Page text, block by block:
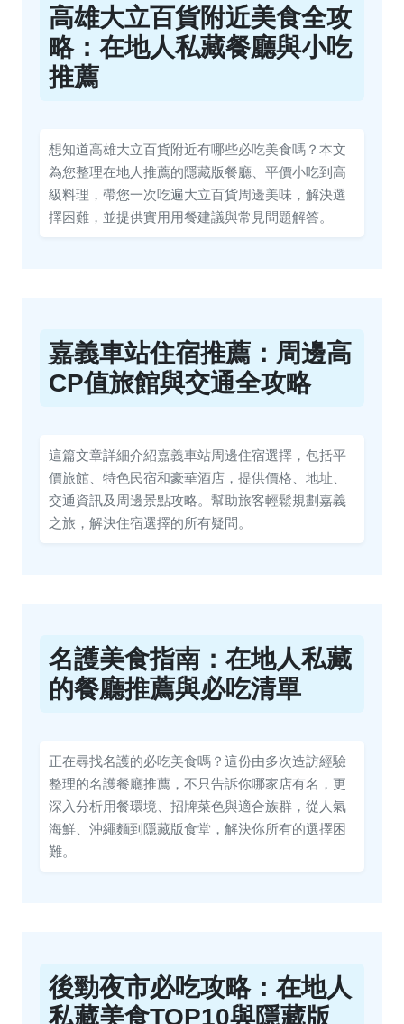
高雄大立百貨附近美食全攻
略：在地人私藏餐廳與小吃
推薦
想知道高雄大立百貨附近有哪些必吃美食嗎？本文
為您整理在地人推薦的隱藏版餐廳、平價小吃到高
級料理，帶您一次吃遍大立百貨周邊美味，解決選
擇困難，並提供實用用餐建議與常見問題解答。
嘉義車站住宿推薦：周邊高
CP值旅館與交通全攻略
這篇文章詳細介紹嘉義車站周邊住宿選擇，包括平
價旅館、特色民宿和豪華酒店，提供價格、地址、
交通資訊及周邊景點攻略。幫助旅客輕鬆規劃嘉義
之旅，解決住宿選擇的所有疑問。
名護美食指南：在地人私藏
的餐廳推薦與必吃清單
正在尋找名護的必吃美食嗎？這份由多次造訪經驗
整理的名護餐廳推薦，不只告訴你哪家店有名，更
深入分析用餐環境、招牌菜色與適合族群，從人氣
海鮮、沖繩麵到隱藏版食堂，解決你所有的選擇困
難。
後勁夜市必吃攻略：在地人
私藏美食TOP10與隱藏版